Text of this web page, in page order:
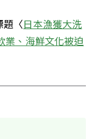
題〈日本漁獲大洗
業、海鮮文化被迫